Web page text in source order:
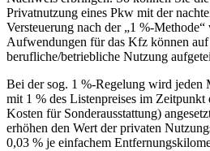
Privatnutzung eines Pkw mit der
Versteuerung nach der „1 %-
Aufwendungen für das Kfz können
berufliche/betriebliche Nutzung
Bei der sog. 1 %-Regelung wird jeden
mit 1 % des Listenpreises im Zeitpunkt
Kosten für Sonderausstattung)
erhöhen den Wert der privaten
0,03 % je einfachem